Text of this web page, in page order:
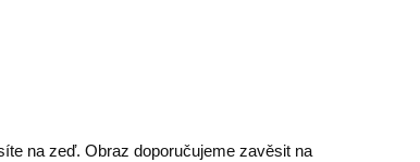
na zeď. Obraz doporučujeme zavěsit na